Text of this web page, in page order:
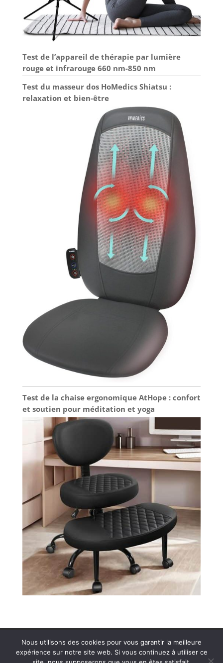
Test de l’appareil de thérapie par lumière
rouge et infrarouge 660 nm-850 nm
Test du masseur dos HoMedics Shiatsu :
relaxation et bien-être
Test de la chaise ergonomique AtHope : confort
et soutien pour méditation et yoga
Plan de site
Contact
Politique de confidentialité
Mentions légales
Nous utilisons des cookies pour vous garantir la meilleure
expérience sur notre site web. Si vous continuez à utiliser ce